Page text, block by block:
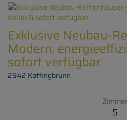
Exklusive Neubau-
Modern,
sofort verfügbar
2542 Kottingbrunn
Zimmer
5